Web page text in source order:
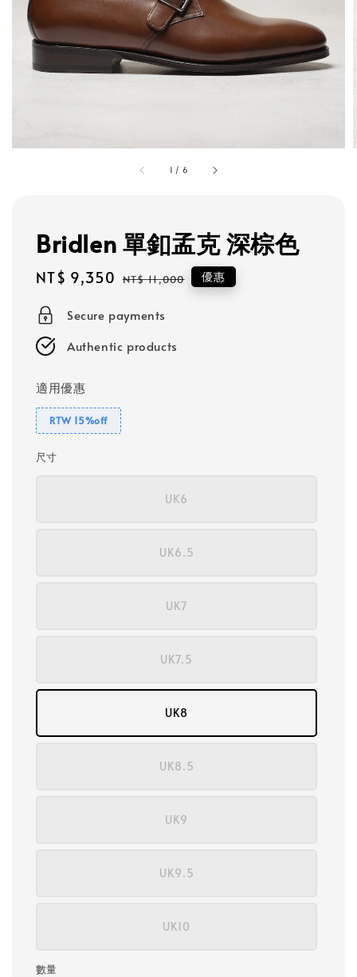
1 / 6
Bridlen 單釦孟克 深棕色
Sale
NT$ 9,350 Regular
NT$ 11,000 優惠
Secure payments
Authentic products
適用優惠
RTW 15%off
尺寸
UK6
UK6.5
UK7
UK7.5
UK8
UK8.5
UK9
UK9.5
UK10
數量